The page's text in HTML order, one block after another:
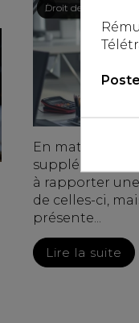
Droit du travail -
/Droit de la protection
En matière
à rapporter
de celles-ci,
présente...
Lire la suite